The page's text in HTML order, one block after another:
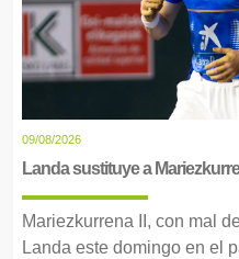
09/08/2026
Landa sustituye a
Mariezkurrena II, con mal
Landa este domingo en el